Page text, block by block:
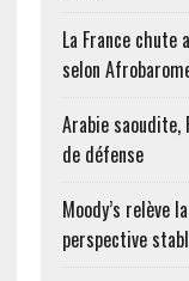
La France chute
selon
Arabie
de défense
Moody’s relève
perspective